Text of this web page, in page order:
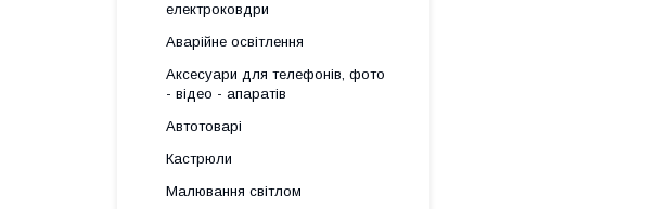
електроковдри
Аварійне освітлення
Аксесуари для телефонів, фото
- відео - апаратів
Автотоварі
Кастрюли
Малювання світлом